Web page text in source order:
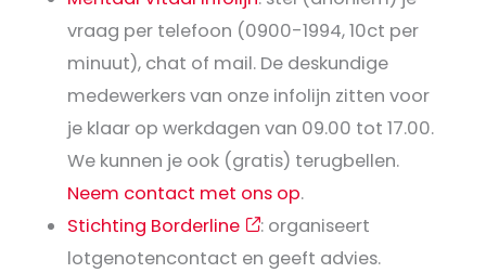
vraag per telefoon (0900-1994, 10ct per
minuut), chat of mail. De deskundige
medewerkers van onze infolijn zitten voor
je klaar op werkdagen van 09.00 tot 17.00.
We kunnen je ook (gratis) terugbellen.
Neem contact met ons op.
Stichting Borderline
: organiseert
lotgenotencontact en geeft advies.